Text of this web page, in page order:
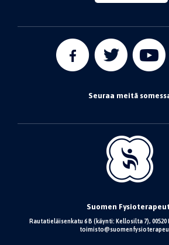
Seuraa meitä
Suomen
Rautatieläisenkatu 6 B (käynti: Kellosilta 7), 00520